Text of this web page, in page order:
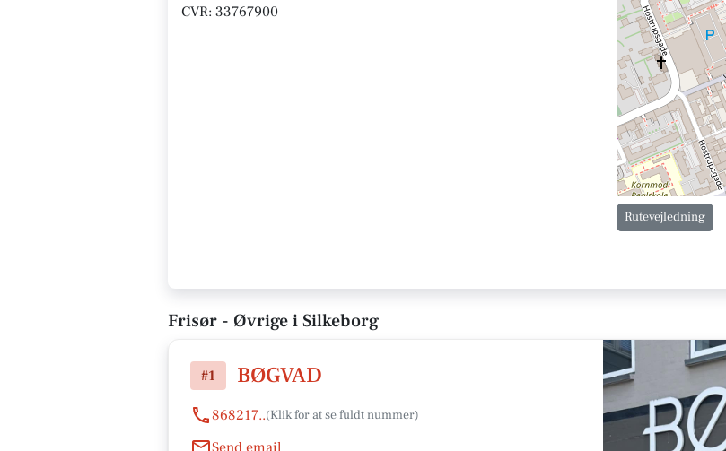
CVR: 33767900
Rutevejledning
Frisør - Øvrige i Silkeborg
#1 BØGVAD
868217..
Send email